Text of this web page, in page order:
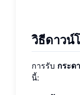
วิธีดาวน์
การรับ กระด
นี้: